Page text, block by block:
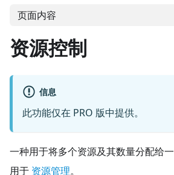
页面内容
资源控制
信息
此功能仅在 PRO 版中提供。
一种用于将多个资源及其数量分配给
用于 资源管理。